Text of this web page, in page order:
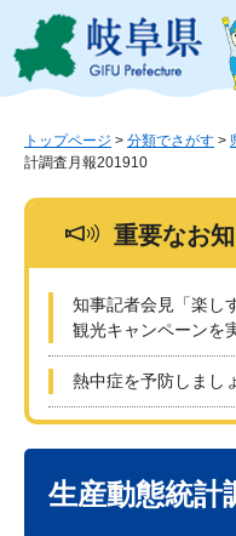
ジ
ュ
こ
トップページ > 分類でさがす >
計調査月報201910
重要なお
知事記者会見「楽し
観光キャンペーンを
熱中症を予防しまし
生産動態統計